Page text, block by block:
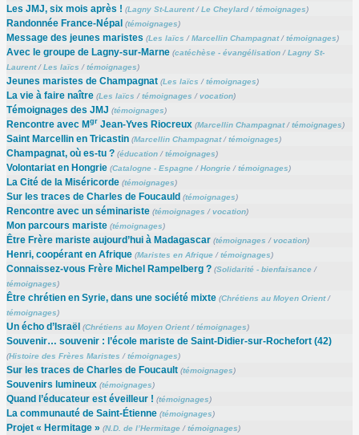
Les JMJ, six mois après ! (Lagny St-Laurent/Le Cheylard/témoignages)
Randonnée France-Népal (témoignages)
Message des jeunes maristes (Les laïcs /Marcellin Champagnat/témoignages)
Avec le groupe de Lagny-sur-Marne (catéchèse - évangélisation/Lagny St-
Laurent/Les laïcs /témoignages)
Jeunes maristes de Champagnat (Les laïcs /témoignages)
La vie à faire naître (Les laïcs /témoignages /vocation)
Témoignages des JMJ (témoignages)
Rencontre avec Mgr Jean-Yves Riocreux (Marcellin Champagnat/témoignages)
Saint Marcellin en Tricastin (Marcellin Champagnat/témoignages)
Champagnat, où es-tu ? (éducation/témoignages)
Volontariat en Hongrie (Catalogne - Espagne/Hongrie/témoignages)
La Cité de la Miséricorde (témoignages)
Sur les traces de Charles de Foucauld (témoignages)
Rencontre avec un séminariste (témoignages /vocation)
Mon parcours mariste (témoignages)
Être Frère mariste aujourd’hui à Madagascar (témoignages /vocation)
Henri, coopérant en Afrique (Maristes en Afrique/témoignages)
Connaissez-vous Frère Michel Rampelberg ? (Solidarité - bienfaisance/
témoignages)
Être chrétien en Syrie, dans une société mixte (Chrétiens au Moyen Orient/
témoignages)
Un écho d’Israël (Chrétiens au Moyen Orient/témoignages)
Souvenir… souvenir : l’école mariste de Saint-Didier-sur-Rochefort (42)
(Histoire des Frères Maristes /témoignages)
Sur les traces de Charles de Foucault (témoignages)
Souvenirs lumineux (témoignages)
Quand l’éducateur est éveilleur ! (témoignages)
La communauté de Saint-Étienne (témoignages)
Projet « Hermitage » (N.D. de l’Hermitage/témoignages)